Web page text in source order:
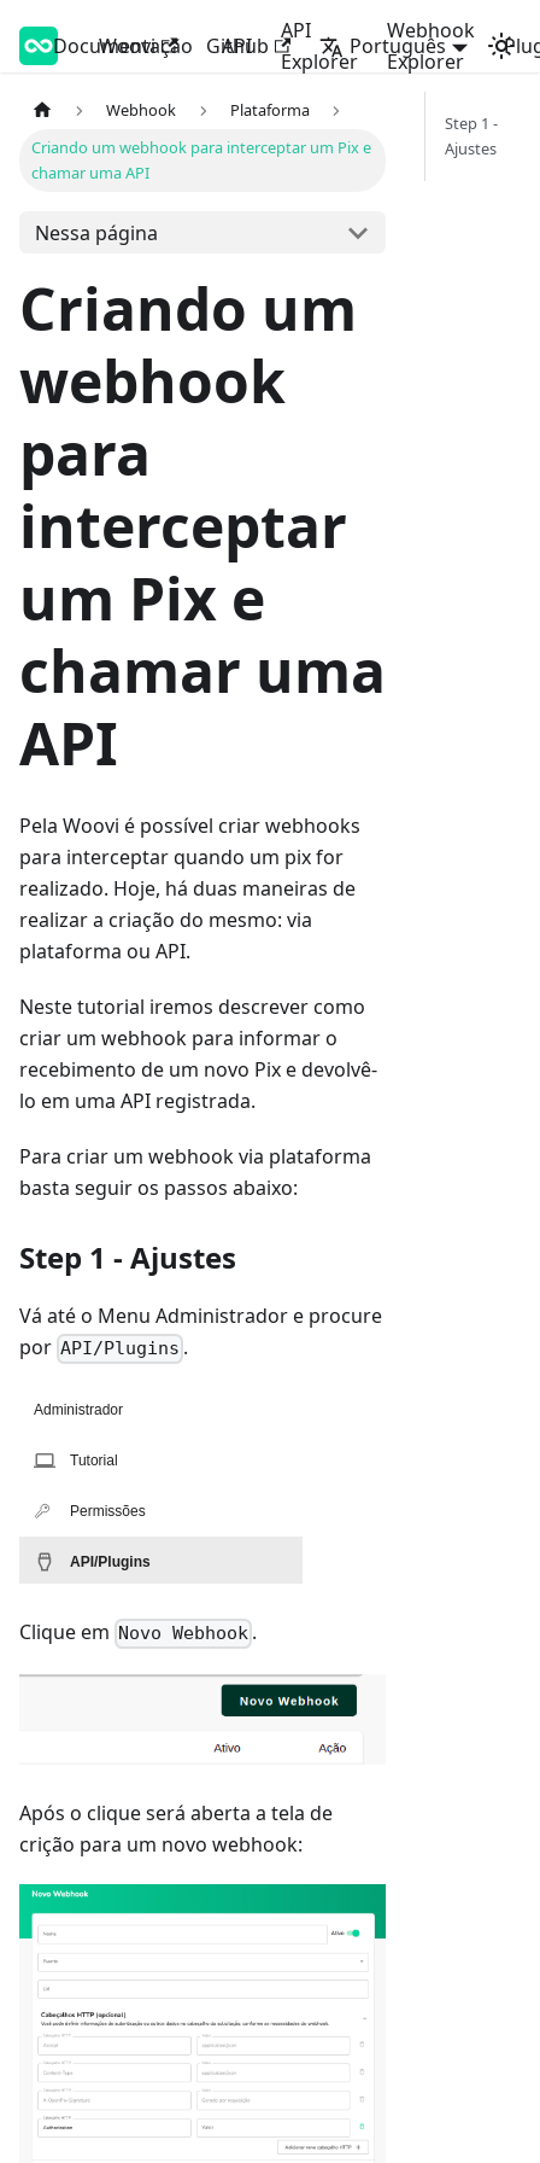
Woovi Developers
Documentação API
API
Explorer
Webhook
Explorer
Woovi Github Português
Webhook
Plataforma
Criando um webhook para interceptar um Pix e
chamar uma API
Nessa página
Criando um
webhook
para
interceptar
um Pix e
chamar uma
API
Pela Woovi é possível criar webhooks
para interceptar quando um pix for
realizado. Hoje, há duas maneiras de
realizar a criação do mesmo: via
plataforma ou API.
Neste tutorial iremos descrever como
criar um webhook para informar o
recebimento de um novo Pix e devolvê-
lo em uma API registrada.
Para criar um webhook via plataforma
basta seguir os passos abaixo:
Step 1 - Ajustes
Vá até o Menu Administrador e procure
por API/Plugins .
Clique em Novo Webhook .
Após o clique será aberta a tela de
crição para um novo webhook:
Step 1 -
Ajustes